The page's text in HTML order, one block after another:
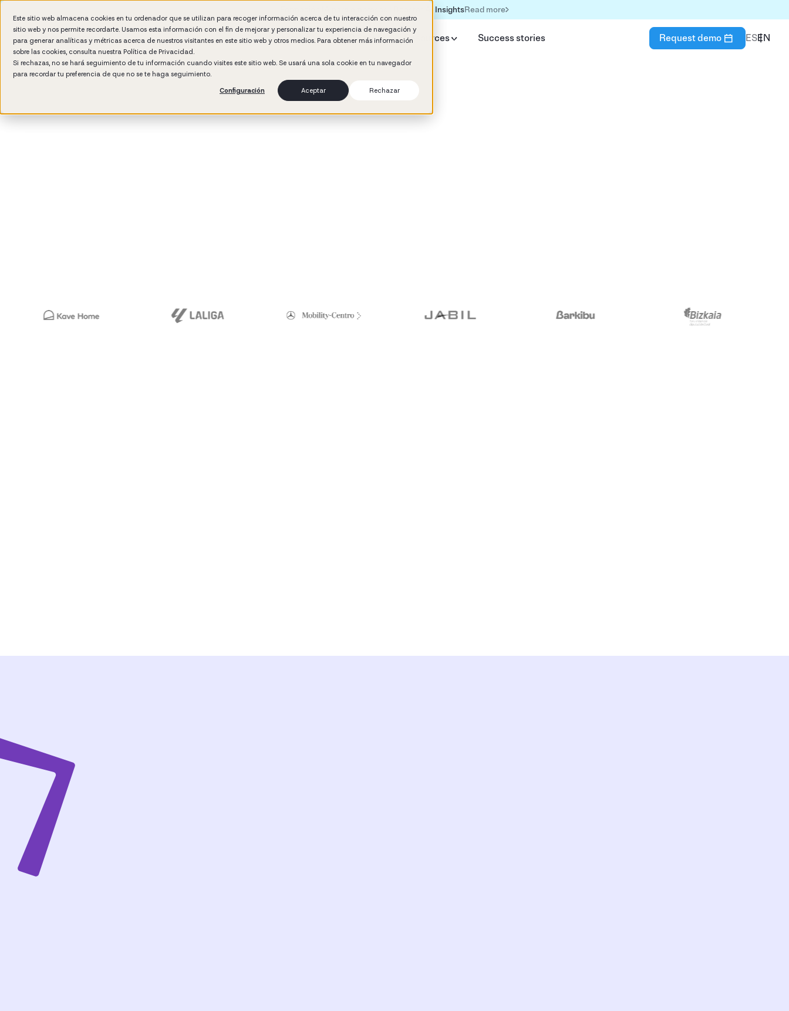
Este sitio web almacena cookies en tu ordenador que se utilizan para recoger información acerca de tu interacción con nuestro
sitio web y nos permite recordarte. Usamos esta información con el fin de mejorar y personalizar tu experiencia de navegación y
para generar analíticas y métricas acerca de nuestros visitantes en este sitio web y otros medios. Para obtener más información
sobre las cookies, consulta nuestra Política de Privacidad.
Si rechazas, no se hará seguimiento de tu información cuando visites este sitio web. Se usará una sola cookie en tu navegador
para recordar tu preferencia de que no se te haga seguimiento.
Configuración
Aceptar Rechazar
Formación IA para empresas | Booster AI InsightsRead more
Why Booster AI HR Studio Resources Success stories Request demo ESEN
People Intelligence